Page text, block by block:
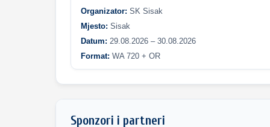
Organizator: SK Sisak
Mjesto: Sisak
Datum: 29.08.2026 – 30.08.2026
Format: WA 720 + OR
Sponzori i partneri